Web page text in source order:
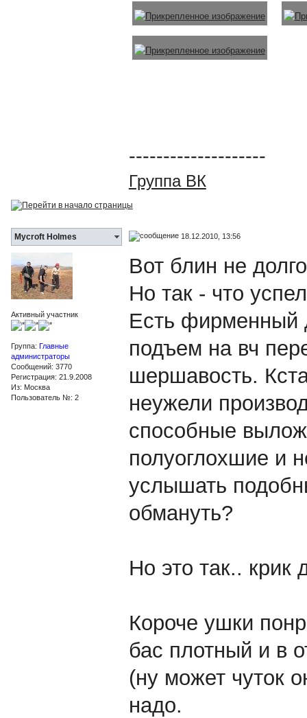
--------------------
Группа ВК
Mycroft Holmes 18.12.2010, 13:56
Активный участник
Группа: Главные
администраторы
Сообщений: 3770
Регистрация: 21.9.2008
Из: Москва
Пользователь №: 2
Вот блин не
Но так - что
Есть фирменный
подъем на вч
шершавость.
неужели
способные
полуоглохшие и
услышать
обмануть?
Но это так.. крик
Короче ушки
бас плотный и в
(ну может чуток
надо.